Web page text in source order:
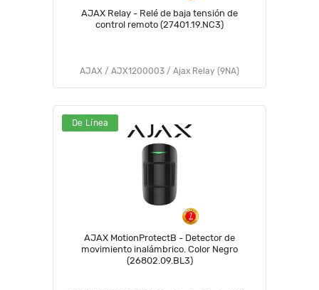
AJAX Relay - Relé de baja tensión de
control remoto (27401.19.NC3)
AJAX / AJX1200003 / Ajax Relay (9NA)
De Línea
AJAX MotionProtectB - Detector de
movimiento inalámbrico. Color Negro
(26802.09.BL3)